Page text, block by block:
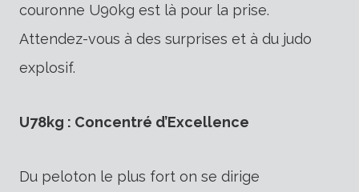
couronne U90kg est là pour la prise.
Attendez-vous à des surprises et à du judo
explosif.
U78kg : Concentré d’Excellence
Du peloton le plus fort on se dirige